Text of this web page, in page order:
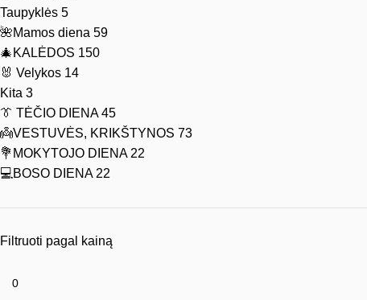
Taupyklės 5
🌺Mamos diena 59
🎄KALĖDOS 150
🐰 Velykos 14
Kita 3
👔 TĖČIO DIENA 45
👼VESTUVĖS, KRIKŠTYNOS 73
💐MOKYTOJO DIENA 22
💻BOSO DIENA 22
Filtruoti pagal kainą